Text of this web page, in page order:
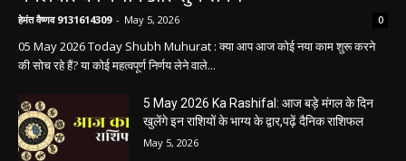
हेमंत वैष्णव 9131614309 - May 5, 2026 0
05 May 2026 Today Shubh Muhurat : क्या आप आज कोई नया काम शुरू करने
की सोच रहे हैं? या कोई महत्वपूर्ण निर्णय लेने वाले...
5 May 2026 Ka Rashifal: आज बड़े मंगल के दिन
खुलेंगे इन राशियों के भाग्य के द्वार,पढ़ें दैनिक राशिफल
May 5, 2026